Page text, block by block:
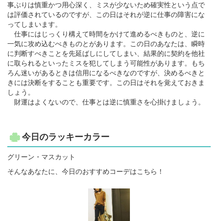
事ぶりは慎重かつ用心深く、ミスが少ないため確実性という点で
は評価されているのですが、この日はそれが逆に仕事の障害にな
ってしまいます。
仕事にはじっくり構えて時間をかけて進めるべきものと、逆に
一気に攻め込むべきものとがあります。この日のあなたは、瞬時
に判断すべきことを先延ばしにしてしまい、結果的に契約を他社
に取られるといったミスを犯してしまう可能性があります。もち
ろん迷いがあるときは信用になるべきなのですが、決めるべきと
きには決断をすることも重要です。この日はそれを覚えておきま
しょう。
財運はよくないので、仕事とは逆に慎重さを心掛けましょう。
今日のラッキーカラー
グリーン・マスカット
そんなあなたに、今日のおすすめコーデはこちら！